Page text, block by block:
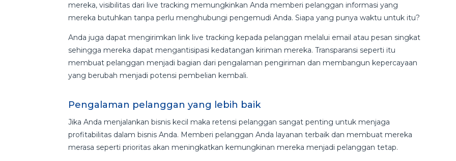
mereka, visibilitas dari live tracking memungkinkan Anda memberi pelanggan informasi yang
mereka butuhkan tanpa perlu menghubungi pengemudi Anda. Siapa yang punya waktu untuk itu?
Anda juga dapat mengirimkan link live tracking kepada pelanggan melalui email atau pesan singkat
sehingga mereka dapat mengantisipasi kedatangan kiriman mereka. Transparansi seperti itu
membuat pelanggan menjadi bagian dari pengalaman pengiriman dan membangun kepercayaan
yang berubah menjadi potensi pembelian kembali.
Pengalaman pelanggan yang lebih baik
Jika Anda menjalankan bisnis kecil maka retensi pelanggan sangat penting untuk menjaga
profitabilitas dalam bisnis Anda. Memberi pelanggan Anda layanan terbaik dan membuat mereka
merasa seperti prioritas akan meningkatkan kemungkinan mereka menjadi pelanggan tetap.